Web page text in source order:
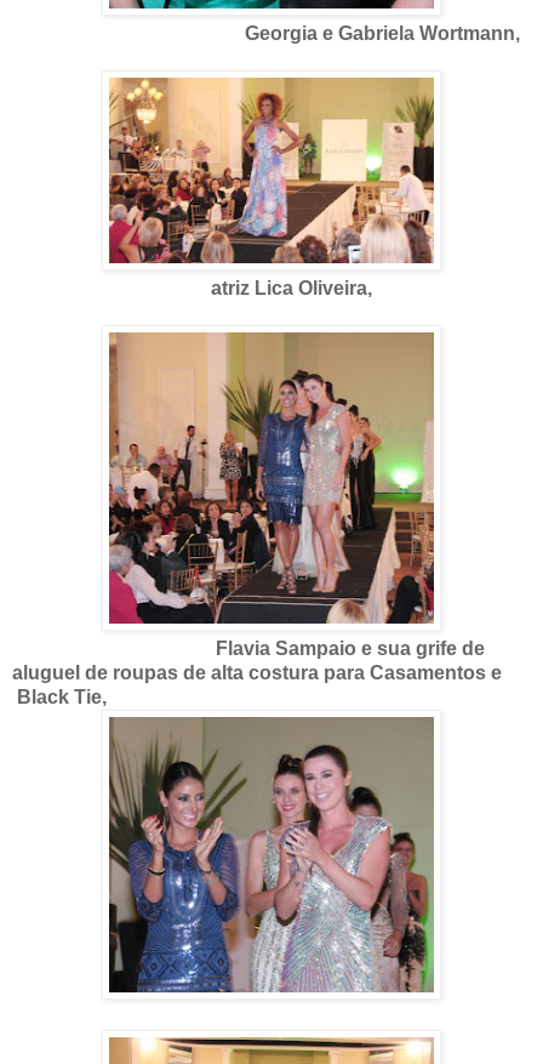
Georgia e Gabriela Wortmann,
atriz Lica Oliveira,
Flavia Sampaio e sua grife de
aluguel de roupas de alta costura para Casamentos e
Black Tie,